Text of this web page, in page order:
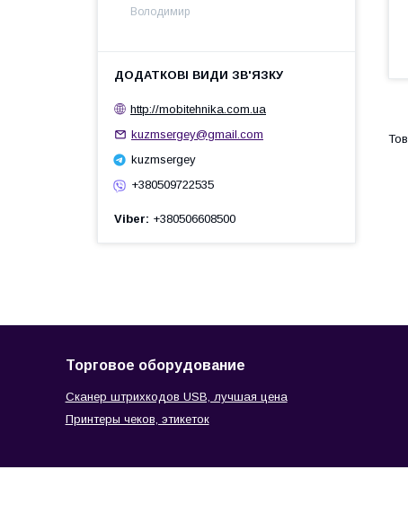
Володимир
http://mobitehnika.com.ua
kuzmsergey@gmail.com
kuzmsergey
+380509722535
Viber +380506608500
Торговое оборудование
Сканер штрихкодов USB, лучшая цена
Принтеры чеков, этикеток